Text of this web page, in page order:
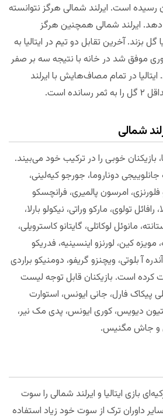
رسیده است. ایرلند شمالی هرگز نتوانسته
دهد. ایرلند شمالی همچنین هرگز
گل بزند. آخرین تقابل دو تیم در ایتالیا به
که آتزوری موفق شد در خانه با نتیجه سه بر صفر
در تمام مصاف‌هایش با ایرلند
است.
شمالی
بازیکنان خوبی را در ترکیب خود می‌بیند.
دوناروما، جورجو کیه‌لینی،
فلورنزی، امرسون پالمیری، فرانچسکو
رافائل تولوی، مارکو وراتی، نیکولو بارلا،
مانوئل لوکاتلی، گایتانو کاسترویلی،
مویزه کین، لورنزو اینسینیه، فدریکو
آ بلوتی، ویچنزو گریفو، دومنیکو براردی
کرده است. بازیکنان قابل توجه لیست
پیکاک فارل، جانی ایونس، استوارت
دیویس، کوری ایونس، پدی مک نیر،
و جاش مگنیس.
بازی ایتالیا و ایرلند شمالی را سوت
داوران ترک از سوت خود زیاد استفاده